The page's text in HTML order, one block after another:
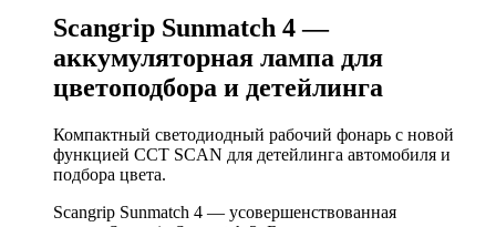
Scangrip Sunmatch 4 —
аккумуляторная лампа для
цветоподбора и детейлинга
Компактный светодиодный рабочий фонарь с новой
функцией CCT SCAN для детейлинга автомобиля и
подбора цвета.
Scangrip Sunmatch 4 — усовершенствованная